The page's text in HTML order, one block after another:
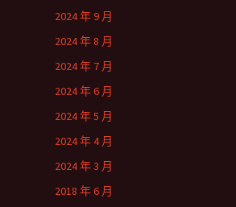
2024 年 9 月
2024 年 8 月
2024 年 7 月
2024 年 6 月
2024 年 5 月
2024 年 4 月
2024 年 3 月
2018 年 6 月